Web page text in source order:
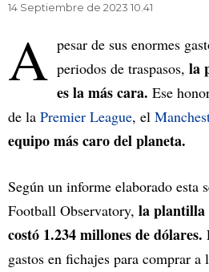
14 Septiembre de 2023 10.41
A pesar de sus enormes
periodos de traspasos, la
es la más cara. Ese
de la Premier League, el
equipo más caro del planeta.
Según un informe elaborado esta
Football Observatory, la plantilla
costó 1.234 millones de dólares.
gastos en fichajes para comprar a